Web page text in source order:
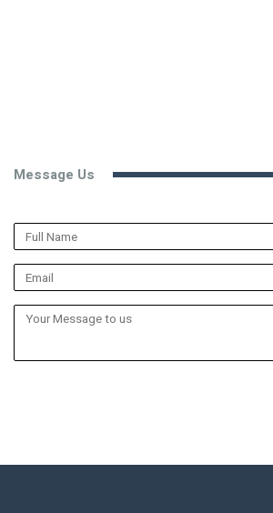
Message Us